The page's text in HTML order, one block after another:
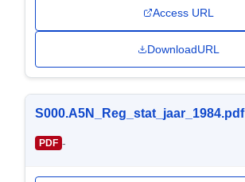
Access URL
DownloadURL
S000.A5N_Reg_stat_jaar_1984.pdf
PDF -